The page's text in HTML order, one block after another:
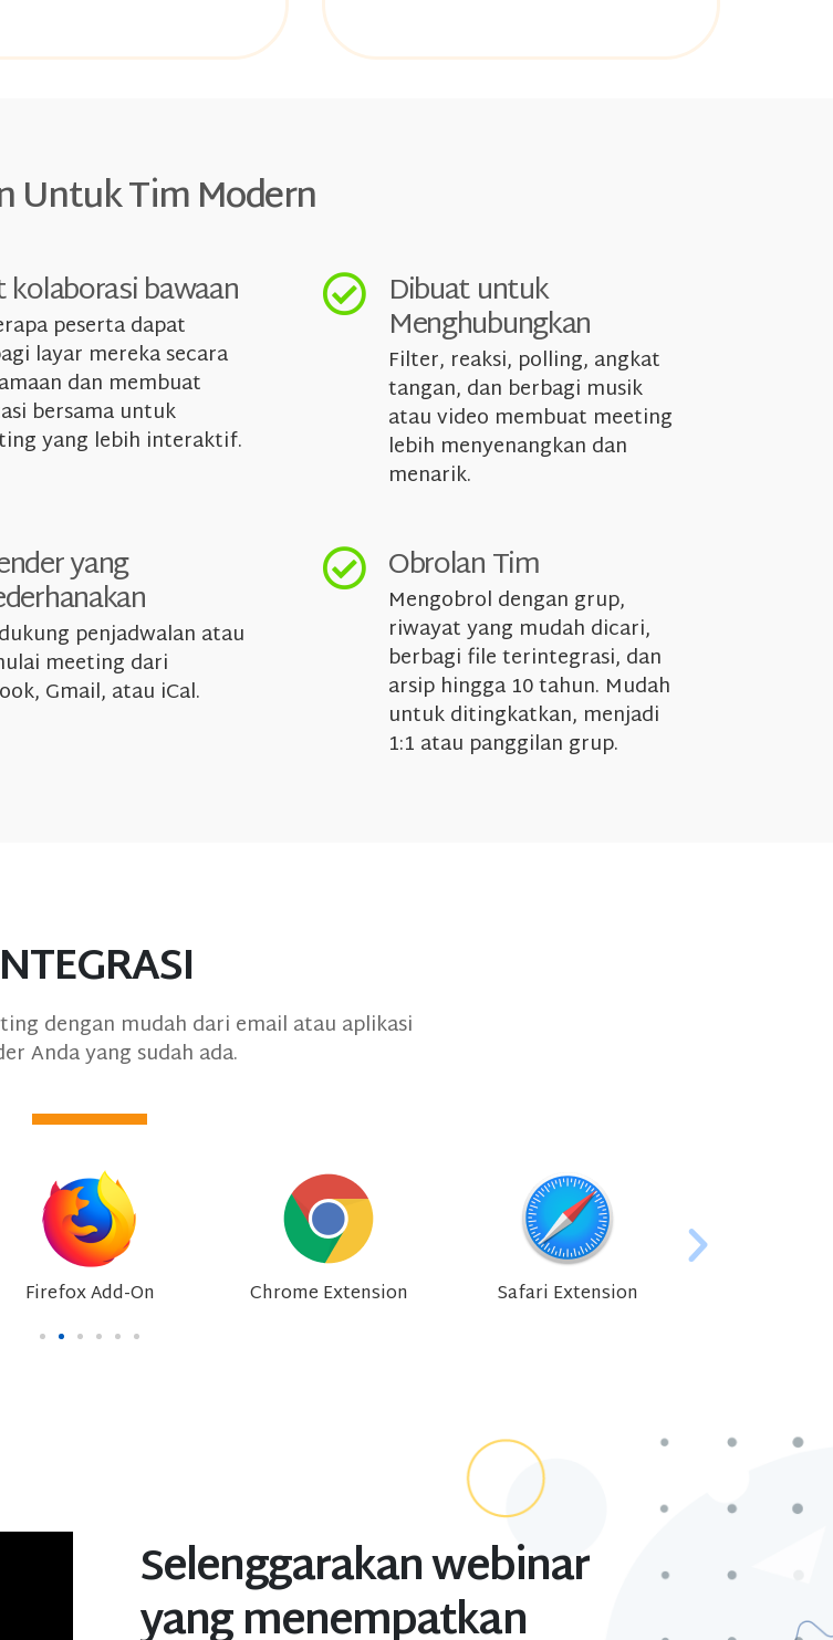
Untuk Tim Modern
kolaborasi bawaan
peserta dapat
layar mereka secara
dan membuat
bersama untuk
yang lebih interaktif.
Dibuat untuk
Menghubungkan
Filter, reaksi, polling, angkat
tangan, dan berbagi musik
atau video membuat meeting
lebih menyenangkan dan
menarik.
yang
penjadwalan atau
meeting dari
Gmail, atau iCal.
Obrolan Tim
Mengobrol dengan grup,
riwayat yang mudah dicari,
berbagi file terintegrasi, dan
arsip hingga 10 tahun. Mudah
untuk ditingkatkan, menjadi
1:1 atau panggilan grup.
dengan mudah dari email atau aplikasi
Anda yang sudah ada.
Firefox Add-On Chrome Extension Safari Extension
Selenggarakan webinar
yang menempatkan